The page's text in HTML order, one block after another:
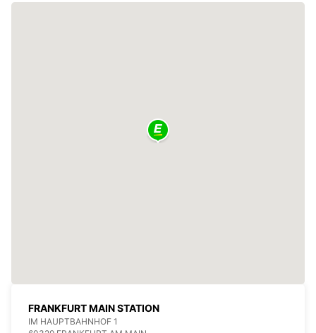
FRANKFURT MAIN STATION
IM HAUPTBAHNHOF 1